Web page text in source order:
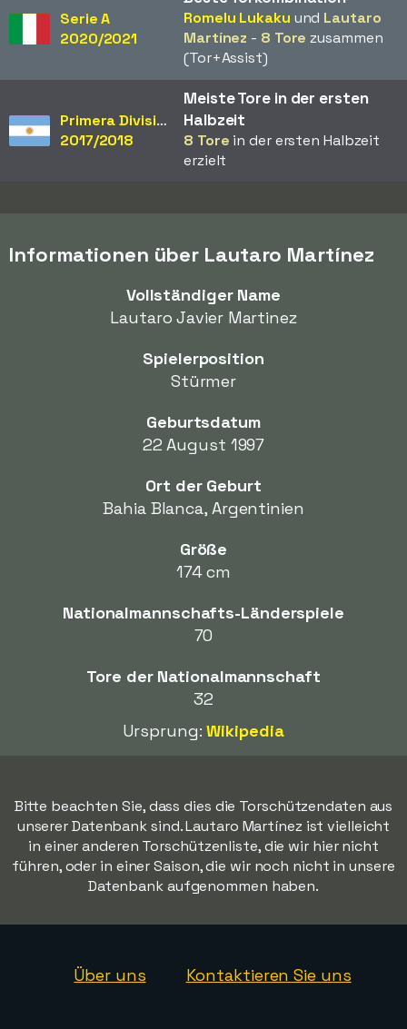
Serie A
2020/2021
Romelu Lukaku und Lautaro
Martínez - 8 Tore zusammen
(Tor+Assist)
Primera División
2017/2018
Meiste Tore in der ersten
Halbzeit
8 Tore in der ersten Halbzeit
erzielt
Informationen über Lautaro Martínez
Vollständiger Name
Lautaro Javier Martinez
Spielerposition
Stürmer
Geburtsdatum
22 August 1997
Ort der Geburt
Bahia Blanca, Argentinien
Größe
174 cm
Nationalmannschafts-Länderspiele
70
Tore der Nationalmannschaft
32
Ursprung:Wikipedia
Bitte beachten Sie, dass dies die Torschützendaten aus
unserer Datenbank sind. Lautaro Martínez ist vielleicht
in einer anderen Torschützenliste, die wir hier nicht
führen, oder in einer Saison, die wir noch nicht in unsere
Datenbank aufgenommen haben.
Über uns Kontaktieren Sie uns